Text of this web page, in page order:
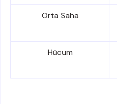
Orta Saha
Hücum